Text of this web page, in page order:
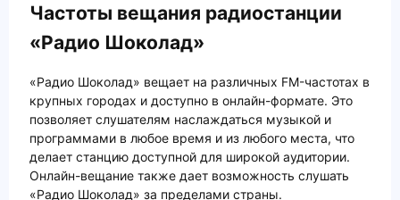
Частоты вещания радиостанции
«Радио Шоколад»
«Радио Шоколад» вещает на различных FM-частотах в
крупных городах и доступно в онлайн-формате. Это
позволяет слушателям наслаждаться музыкой и
программами в любое время и из любого места, что
делает станцию доступной для широкой аудитории.
Онлайн-вещание также дает возможность слушать
«Радио Шоколад» за пределами страны.